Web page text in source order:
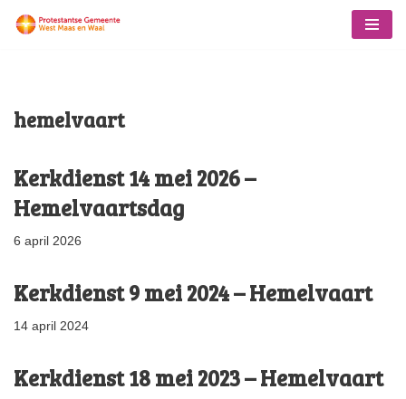
inhoud
hemelvaart
Kerkdienst 14 mei 2026 –
Hemelvaartsdag
6 april 2026
Kerkdienst 9 mei 2024 – Hemelvaart
14 april 2024
Kerkdienst 18 mei 2023 – Hemelvaart